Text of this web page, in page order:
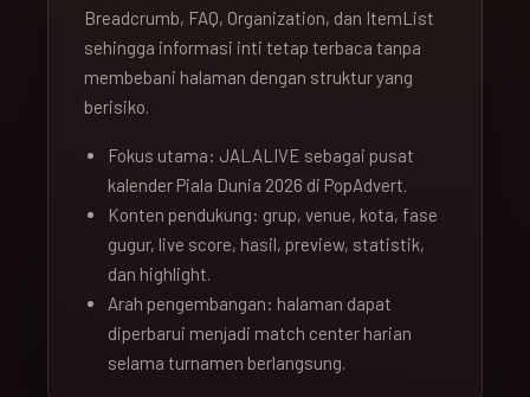
Breadcrumb, FAQ, Organization, dan ItemList
sehingga informasi inti tetap terbaca tanpa
membebani halaman dengan struktur yang
berisiko.
Fokus utama: JALALIVE sebagai pusat
kalender Piala Dunia 2026 di PopAdvert.
Konten pendukung: grup, venue, kota, fase
gugur, live score, hasil, preview, statistik,
dan highlight.
Arah pengembangan: halaman dapat
diperbarui menjadi match center harian
selama turnamen berlangsung.